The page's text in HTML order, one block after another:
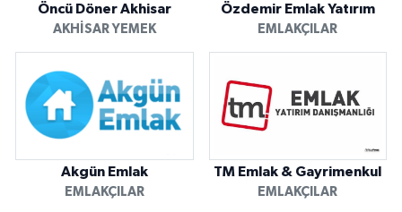
Öncü Döner Akhisar
AKHISAR YEMEK
Özdemir Emlak Yatırım
EMLAKÇILAR
Akgün Emlak
EMLAKÇILAR
TM Emlak & Gayrimenkul
EMLAKÇILAR